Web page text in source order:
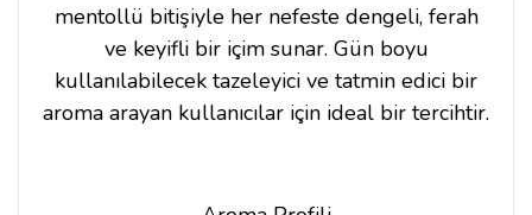
mentollü bitişiyle her nefeste dengeli, ferah
ve keyifli bir içim sunar. Gün boyu
kullanılabilecek tazeleyici ve tatmin edici bir
aroma arayan kullanıcılar için ideal bir tercihtir.